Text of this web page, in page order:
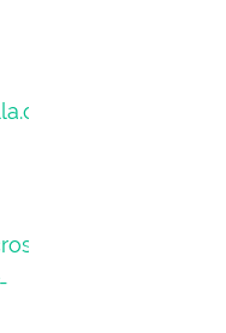
de/kb/
de-